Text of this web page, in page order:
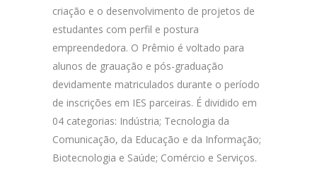
criação e o desenvolvimento de projetos de
estudantes com perfil e postura
empreendedora. O Prêmio é voltado para
alunos de grauação e pós-graduação
devidamente matriculados durante o período
de inscrições em IES parceiras. É dividido em
04 categorias: Indústria; Tecnologia da
Comunicação, da Educação e da Informação;
Biotecnologia e Saúde; Comércio e Serviços.